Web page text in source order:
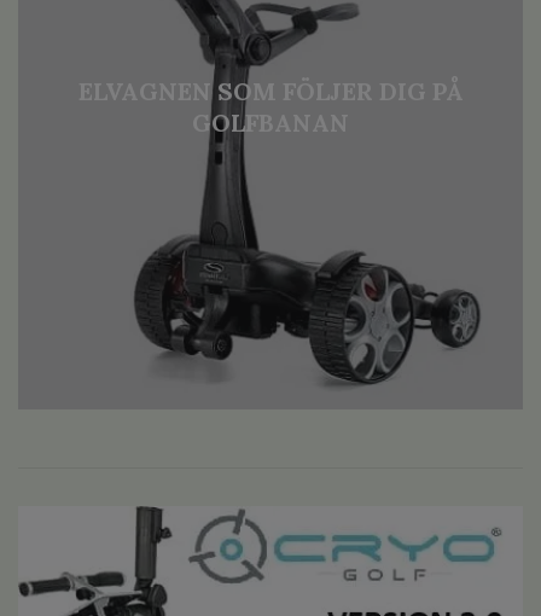
ELVAGNEN SOM FÖLJER DIG PÅ
GOLFBANAN